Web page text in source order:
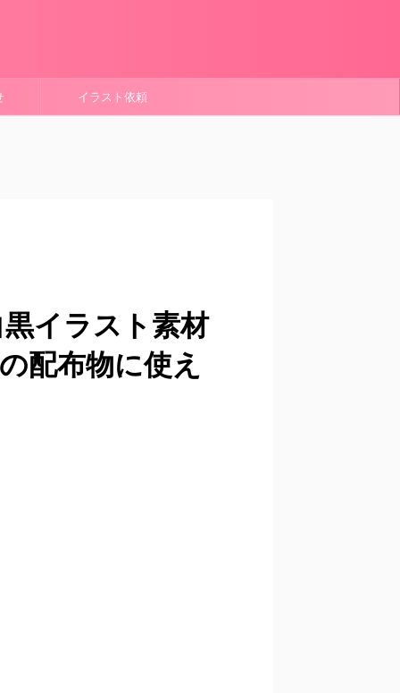
イラスト依頼
イラスト素材
配布物に使え